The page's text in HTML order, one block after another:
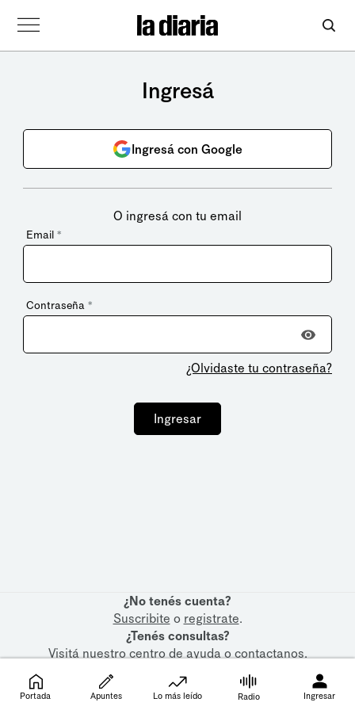
Ingresá
Ingresá con Google
O ingresá con tu email
Email *
Contraseña *
¿Olvidaste tu contraseña?
Ingresar
¿No tenés cuenta?
Suscribite o registrate.
¿Tenés consultas?
Visitá nuestrocentro de ayudaocontactanos.
Portada Apuntes Lo más leído Radio Ingresar